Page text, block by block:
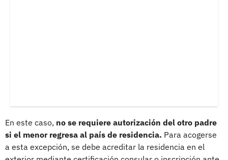
En este caso, no se requiere autorización del otro padre
si el menor regresa al país de residencia. Para acogerse
a esta excepción, se debe acreditar la residencia en el